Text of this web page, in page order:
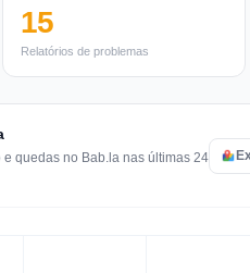
15
Relatórios de problemas
quedas no Bab.la nas últimas 24